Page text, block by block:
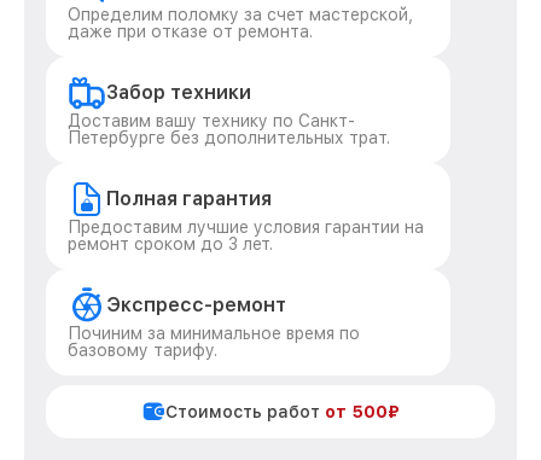
Определим поломку за счет мастерской,
даже при отказе от ремонта.
Забор техники
Доставим вашу технику по Санкт-
Петербурге без дополнительных трат.
Полная гарантия
Предоставим лучшие условия гарантии на
ремонт сроком до 3 лет.
Экспресс-ремонт
Починим за минимальное время по
базовому тарифу.
Стоимость работ от 500₽